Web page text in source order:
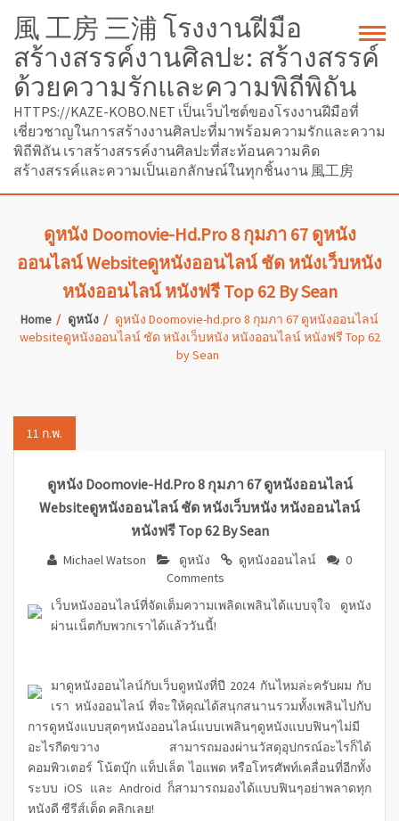
風 工房 三浦 โรงงานฝีมือ
สร้างสรรค์งานศิลปะ: สร้างสรรค์
ด้วยความรักและความพิถีพิถัน
HTTPS://KAZE-KOBO.NET เป็นเว็บไซต์ของโรงงานฝีมือที่
เชี่ยวชาญในการสร้างงานศิลปะที่มาพร้อมความรักและความ
พิถีพิถัน เราสร้างสรรค์งานศิลปะที่สะท้อนความคิด
สร้างสรรค์และความเป็นเอกลักษณ์ในทุกชิ้นงาน 風工房
ดูหนัง Doomovie-Hd.pro 8 กุมภา 67 ดูหนัง
ออนไลน์ Websiteดูหนังออนไลน์ ชัด หนังเว็บหนัง
หนังออนไลน์ หนังฟรี Top 62 By Sean
Home ดูหนัง
ดูหนัง Doomovie-hd.pro 8 กุมภา 67 ดูหนังออนไลน์
websiteดูหนังออนไลน์ ชัด หนังเว็บหนัง หนังออนไลน์ หนังฟรี Top 62
by Sean
11 ก.พ.
ดูหนัง Doomovie-Hd.pro 8 กุมภา 67 ดูหนังออนไลน์
Websiteดูหนังออนไลน์ ชัด หนังเว็บหนัง หนังออนไลน์
หนังฟรี Top 62 By Sean
Michael Watson ดูหนัง ดูหนังออนไลน์
0
Comments
เว็บหนังออนไลน์ที่จัดเต็มความเพลิดเพลินได้แบบจุใจ ดูหนัง
ผ่านเน็ตกับพวกเราได้แล้ววันนี้!
มาดูหนังออนไลน์กับเว็บดูหนังที่ปี 2024 กันไหมล่ะครับผม กับ
เรา หนังออนไลน์ ที่จะให้คุณได้สนุกสนานรวมทั้งเพลินไปกับ
การดูหนังแบบสุดๆหนังออนไลน์แบบเพลินๆดูหนังแบบฟินๆไม่มี
อะไรกีดขวาง สามารถมองผ่านวัสดุอุปกรณ์อะไรก็ได้
คอมพิวเตอร์ โน้ตบุ๊ก แท็ปเล็ต ไอแพด หรือโทรศัพท์เคลื่อนที่อีกทั้ง
ระบบ iOS และ Android ก็สามารถมองได้แบบฟินๆอย่าพลาดทุก
หนังดี ซีรีส์เด็ด คลิกเลย!